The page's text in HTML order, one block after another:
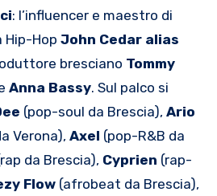
: l’influencer e maestro di
Hop John Cedar alias
bresciano Tommy
Anna Bassy. Sul palco si
(pop-soul da Brescia), Ario
Verona), Axel (pop-R&B da
da Brescia), Cyprien (rap-
Flow (afrobeat da Brescia),